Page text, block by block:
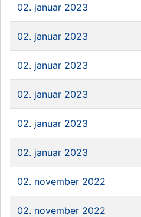
02. januar 2023
02. januar 2023
02. januar 2023
02. januar 2023
02. januar 2023
02. januar 2023
02. november 2022
02. november 2022